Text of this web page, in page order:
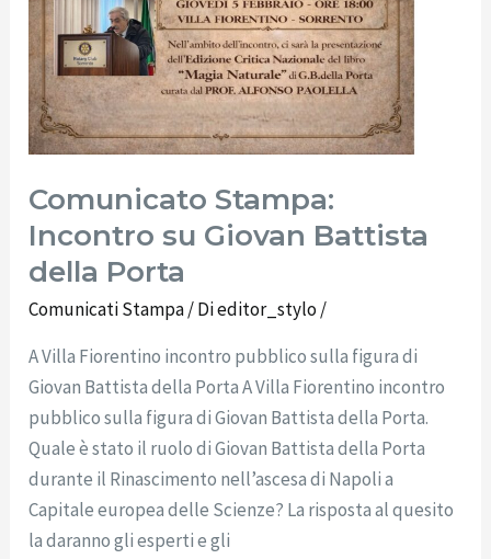
Comunicato Stampa:
Incontro su Giovan Battista
della Porta
Comunicati Stampa/ Dieditor_stylo/
A Villa Fiorentino incontro pubblico sulla figura di
Giovan Battista della Porta A Villa Fiorentino incontro
pubblico sulla figura di Giovan Battista della Porta.
Quale è stato il ruolo di Giovan Battista della Porta
durante il Rinascimento nell’ascesa di Napoli a
Capitale europea delle Scienze? La risposta al quesito
la daranno gli esperti e gli